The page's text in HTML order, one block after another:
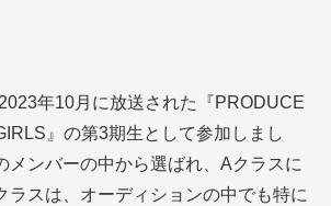
年10月に放送された『PRODUCE
』の第3期生として参加しまし
メンバーの中から選ばれ、Aクラスに
ラスは、オーディションの中でも特に